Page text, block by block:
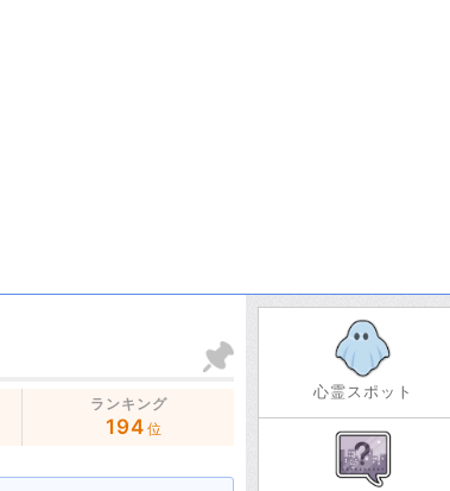
ランキング
194 位
心霊スポット